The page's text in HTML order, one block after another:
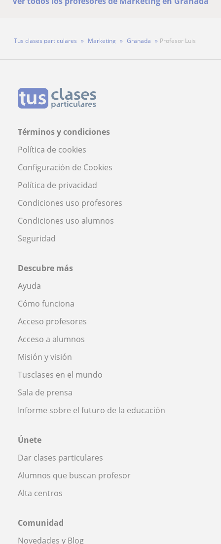
Tus clases particulares Marketing Granada Profesor Luis
Términos y condiciones
Política de cookies
Configuración de Cookies
Política de privacidad
Condiciones uso profesores
Condiciones uso alumnos
Seguridad
Descubre más
Ayuda
Cómo funciona
Acceso profesores
Acceso a alumnos
Misión y visión
Tusclases en el mundo
Sala de prensa
Informe sobre el futuro de la educación
Únete
Dar clases particulares
Alumnos que buscan profesor
Alta centros
Comunidad
Novedades y Blog